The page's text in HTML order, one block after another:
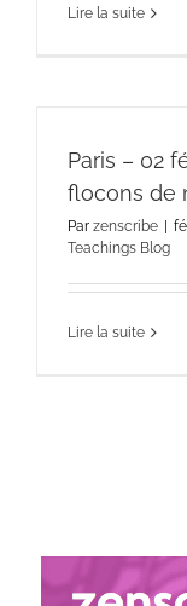
Lire la suite
Paris – 02
flocons de
Par zenscribe |
Teachings Blog
Lire la suite